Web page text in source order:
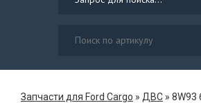
Запчасти для Ford Cargo » ДВС » 8W93